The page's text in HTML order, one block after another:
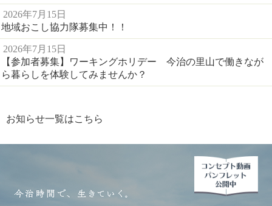
2026年7月15日
地域おこし協力隊募集中！！
2026年7月15日
【参加者募集】ワーキングホリデー 今治の里山で働きなが
ら暮らしを体験してみませんか？
お知らせ一覧はこちら